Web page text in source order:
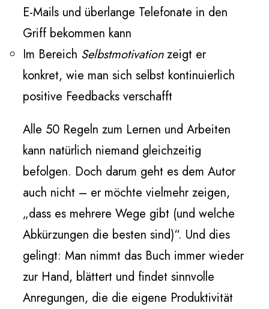
E-Mails und überlange Telefonate in den
Griff bekommen kann
Im Bereich Selbstmotivationzeigt er
konkret, wie man sich selbst kontinuierlich
positive Feedbacks verschafft
Alle 50 Regeln zum Lernen und Arbeiten
kann natürlich niemand gleichzeitig
befolgen. Doch darum geht es dem Autor
auch nicht – er möchte vielmehr zeigen,
„dass es mehrere Wege gibt (und welche
Abkürzungen die besten sind)“. Und dies
gelingt: Man nimmt das Buch immer wieder
zur Hand, blättert und findet sinnvolle
Anregungen, die die eigene Produktivität